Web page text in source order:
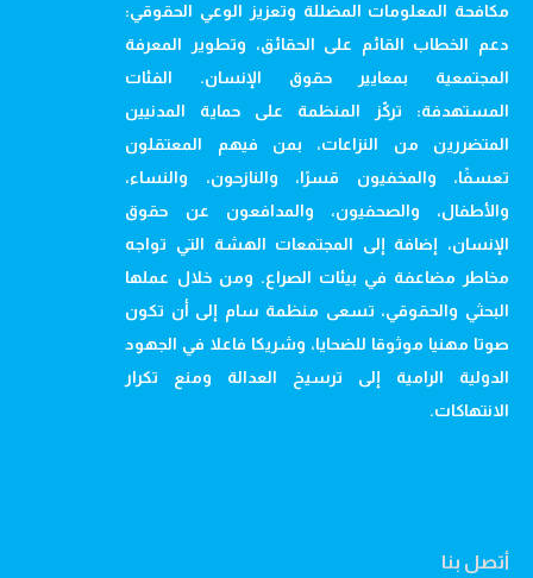
مكافحة المعلومات المضللة وتعزيز الوعي الحقوقي:
دعم الخطاب القائم على الحقائق، وتطوير المعرفة
المجتمعية بمعايير حقوق الإنسان. الفئات
المستهدفة: تركّز المنظمة على حماية المدنيين
المتضررين من النزاعات، بمن فيهم المعتقلون
تعسفًا، والمخفيون قسرًا، والنازحون، والنساء،
والأطفال، والصحفيون، والمدافعون عن حقوق
الإنسان، إضافة إلى المجتمعات الهشة التي تواجه
مخاطر مضاعفة في بيئات الصراع. ومن خلال عملها
البحثي والحقوقي، تسعى منظمة سام إلى أن تكون
صوتا مهنيا موثوقا للضحايا، وشريكا فاعلا في الجهود
الدولية الرامية إلى ترسيخ العدالة ومنع تكرار
الانتهاكات.
أتصل بنا